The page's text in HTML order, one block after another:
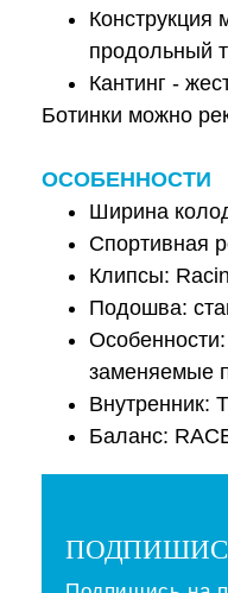
Конструкция
продольный
Кантинг -
Ботинки можно
ОСОБЕННОСТИ
Ширина
Спортивная
Клипсы:
Подошва:
заменяемые
Внутренник:
Баланс: